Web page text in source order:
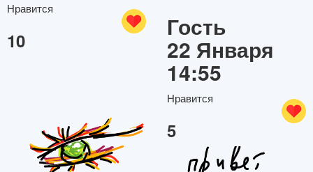
Нравится
10 Гость
22 Января
14:55
Нравится
5